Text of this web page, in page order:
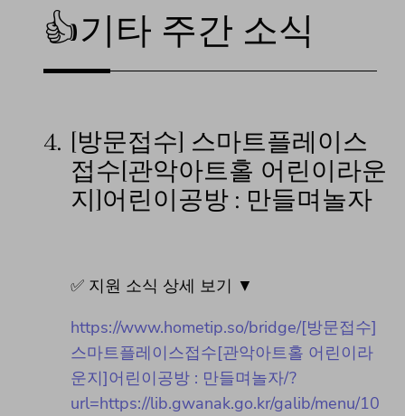
👍기타 주간 소식
4. [방문접수] 스마트플레이스
접수[관악아트홀 어린이라운
지]어린이공방 : 만들며놀자
✅ 지원 소식 상세 보기 ▼
https://www.hometip.so/bridge/[방문접수]
스마트플레이스접수[관악아트홀 어린이라
운지]어린이공방 : 만들며놀자/?
url=https://lib.gwanak.go.kr/galib/menu/10